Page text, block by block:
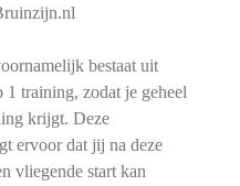
bestaat uit
training, zodat je geheel
krijgt. Deze
ervoor dat jij na deze
vliegende start kan